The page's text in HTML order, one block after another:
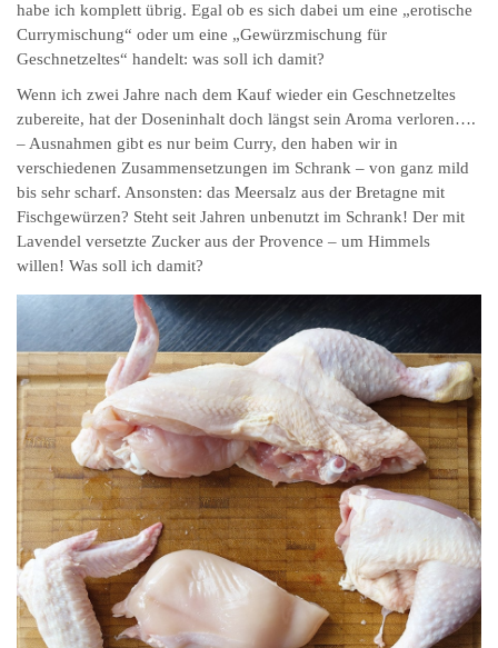
habe ich komplett übrig. Egal ob es sich dabei um eine „erotische
Currymischung“ oder um eine „Gewürzmischung für
Geschnetzeltes“ handelt: was soll ich damit?
Wenn ich zwei Jahre nach dem Kauf wieder ein Geschnetzeltes
zubereite, hat der Doseninhalt doch längst sein Aroma verloren….
– Ausnahmen gibt es nur beim Curry, den haben wir in
verschiedenen Zusammensetzungen im Schrank – von ganz mild
bis sehr scharf. Ansonsten: das Meersalz aus der Bretagne mit
Fischgewürzen? Steht seit Jahren unbenutzt im Schrank! Der mit
Lavendel versetzte Zucker aus der Provence – um Himmels
willen! Was soll ich damit?